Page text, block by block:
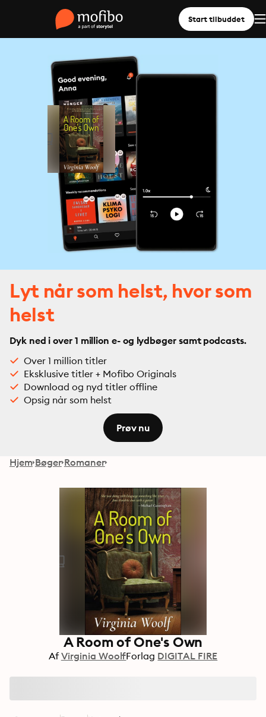
Start tilbuddet
Lyt når som helst, hvor som
helst
Dyk ned i over 1 million e- og lydbøger samt podcasts.
Over 1 million titler
Eksklusive titler + Mofibo Originals
Download og nyd titler offline
Opsig når som helst
Prøv nu
Hjem Bøger Romaner
A Room of One's Own
Af Virginia WoolfForlag DIGITAL FIRE